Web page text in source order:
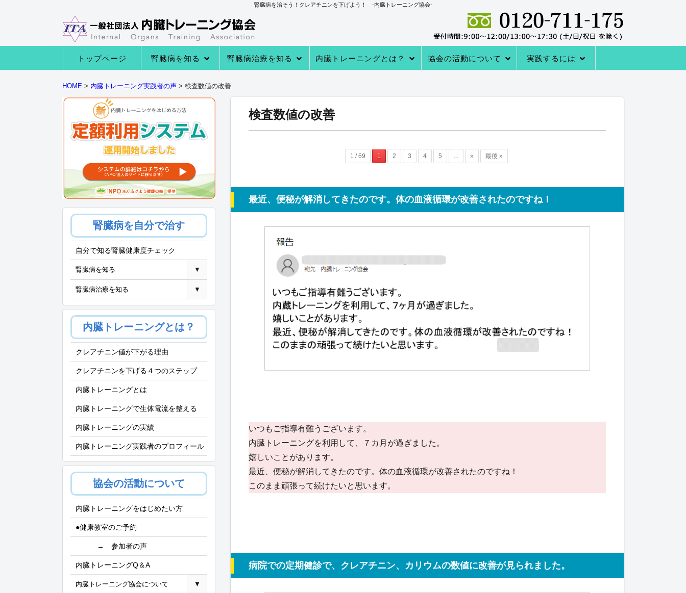
腎臓病を治そう！クレアチニンを下げよう！ -内臓トレーニング協会-
トップページ 腎臓病を知る 腎臓病治療を知る 内臓トレーニングとは？ 協会の活動について 実践するには
HOME > 内臓トレーニング実践者の声 > 検査数値の改善
検査数値の改善
1 / 69 1 2 3 4 5 ... » 最後 »
最近、便秘が解消してきたのです。体の血液循環が改善されたのですね！
いつもご指導有難うございます。
内臓トレーニングを利用して、７カ月が過ぎました。
嬉しいことがあります。
最近、便秘が解消してきたのです。体の血液循環が改善されたのですね！
このまま頑張って続けたいと思います。
病院での定期健診で、クレアチニン、カリウムの数値に改善が見られました。
腎臓病を自分で治す
自分で知る腎臓健康度チェック
腎臓病を知る ▼
腎臓病治療を知る ▼
内臓トレーニングとは？
クレアチニン値が下がる理由
クレアチニンを下げる４つのステップ
内臓トレーニングとは
内臓トレーニングで生体電流を整える
内臓トレーニングの実績
内臓トレーニング実践者のプロフィール
協会の活動について
内臓トレーニングをはじめたい方
●健康教室のご予約
→ 参加者の声
内臓トレーニングQ＆A
内臓トレーニング協会について ▼